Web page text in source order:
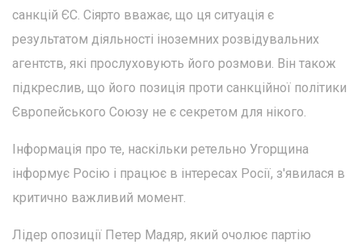
санкцій ЄС. Сіярто вважає, що ця ситуація є
результатом діяльності іноземних розвідувальних
агентств, які прослуховують його розмови. Він також
підкреслив, що його позиція проти санкційної політики
Європейського Союзу не є секретом для нікого.
Інформація про те, наскільки ретельно Угорщина
інформує Росію і працює в інтересах Росії, з'явилася в
критично важливий момент.
Лідер опозиції Петер Мадяр, який очолює партію